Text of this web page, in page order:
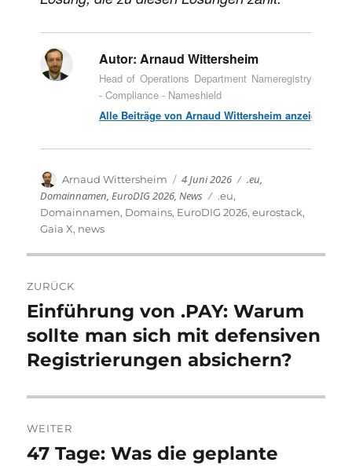
Autor: Arnaud Wittersheim
Head of Operations Department Nameregistry
- Compliance - Nameshield
Alle Beiträge von Arnaud Wittersheim anzeigen
Autor
Arnaud Wittersheim Veröffentlicht
am
4 Juni 2026 Kategorien
.eu,
Domainnamen,EuroDIG 2026,News Schlagwörter
.eu,
Domainnamen, Domains, EuroDIG 2026,eurostack,
Gaia X, news
ZURÜCK
Vorheriger
Beitrag:
Einführung von .PAY: Warum
sollte man sich mit defensiven
Registrierungen absichern?
WEITER
Nächster
47 Tage: Was die geplante